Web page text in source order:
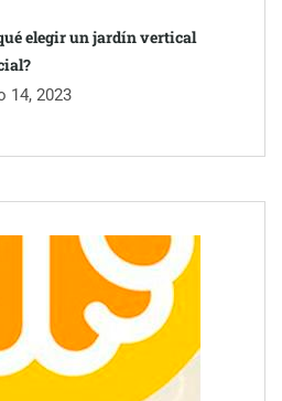
elegir un jardín vertical
14, 2023